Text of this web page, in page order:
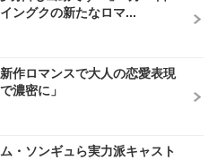
ングクの新たなロマ...
作ロマンスで大人の恋愛表現
濃密に」
ム・ソンギュら実力派キャスト